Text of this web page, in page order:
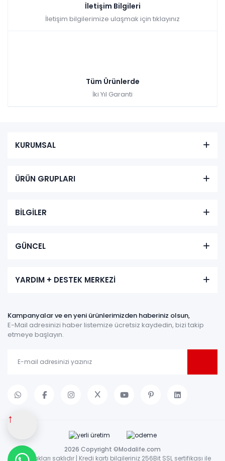
↑
İletişim Bilgileri
İletişim bilgilerimize ulaşmak için tıklayınız
Tüm Ürünlerde
İki Yıl Garanti
KURUMSAL
ÜRÜN GRUPLARI
BİLGİLER
GÜNCEL
YARDIM + DESTEK MERKEZİ
Kampanyalar ve en yeni ürünlerimizden haberiniz olsun,
E-Mail adresinizi haber listemize ücretsiz kaydedin, bizi takip
etmeye başlayın.
2026 Copyright ©Modalife.com
Tüm hakları saklıdır | Kredi kartı bilgileriniz 256Bit SSL sertifikası ile